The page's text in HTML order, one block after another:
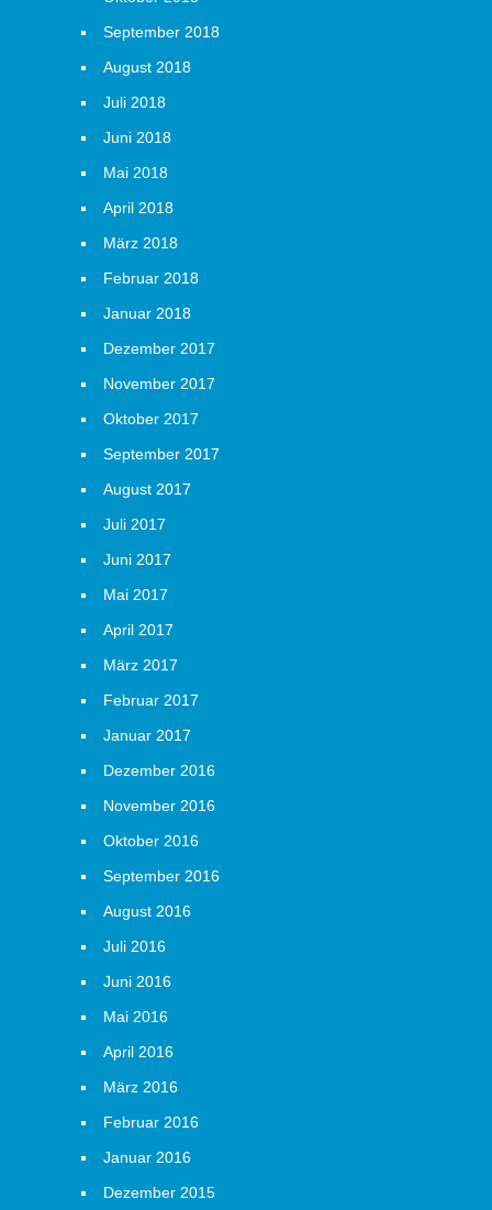
September 2018
August 2018
Juli 2018
Juni 2018
Mai 2018
April 2018
März 2018
Februar 2018
Januar 2018
Dezember 2017
November 2017
Oktober 2017
September 2017
August 2017
Juli 2017
Juni 2017
Mai 2017
April 2017
März 2017
Februar 2017
Januar 2017
Dezember 2016
November 2016
Oktober 2016
September 2016
August 2016
Juli 2016
Juni 2016
Mai 2016
April 2016
März 2016
Februar 2016
Januar 2016
Dezember 2015